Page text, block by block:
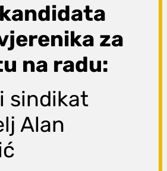
za
na radu:
sindikat
Alan